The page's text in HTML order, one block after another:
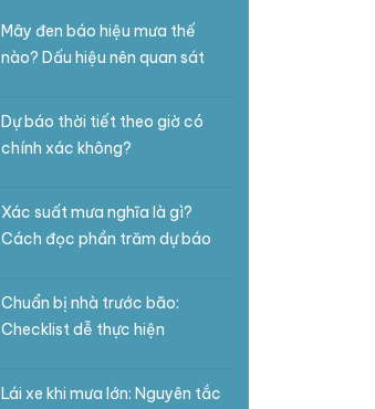
Mây đen báo hiệu mưa thế
nào? Dấu hiệu nên quan sát
Dự báo thời tiết theo giờ có
chính xác không?
Xác suất mưa nghĩa là gì?
Cách đọc phần trăm dự báo
Chuẩn bị nhà trước bão:
Checklist dễ thực hiện
Lái xe khi mưa lớn: Nguyên tắc